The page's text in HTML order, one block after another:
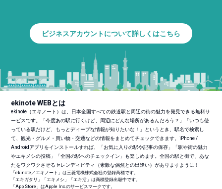
ビジネスアカウントについて詳しくはこちら
ekinote WEBとは
ekinote（エキノート）は、日本全国すべての鉄道駅と周辺の街の魅力を発見できる無料サ
ービスです。「今度あの駅に行くけど、周辺にどんな場所があるんだろう？」「いつも使
っている駅だけど、もっとディープな情報が知りたいな！」というとき、駅名で検索し
て、観光・グルメ・買い物・交通などの情報をまとめてチェックできます。iPhone /
Androidアプリをインストールすれば、「お気に入りの駅や記事の保存」「駅や街の魅力
やエキメシの投稿」「全国の駅へのチェックイン」も楽しめます。全国の駅と街で、あな
たをワクワクさせるセレンディピティ（素敵な偶然との出逢い）がありますように！
「ekinote／エキノート」は三菱電機株式会社の登録商標です。
「エキガタリ」「エキメシ」「エキ活」は商標登録出願中です。
「App Store」はApple Inc.のサービスマークです。